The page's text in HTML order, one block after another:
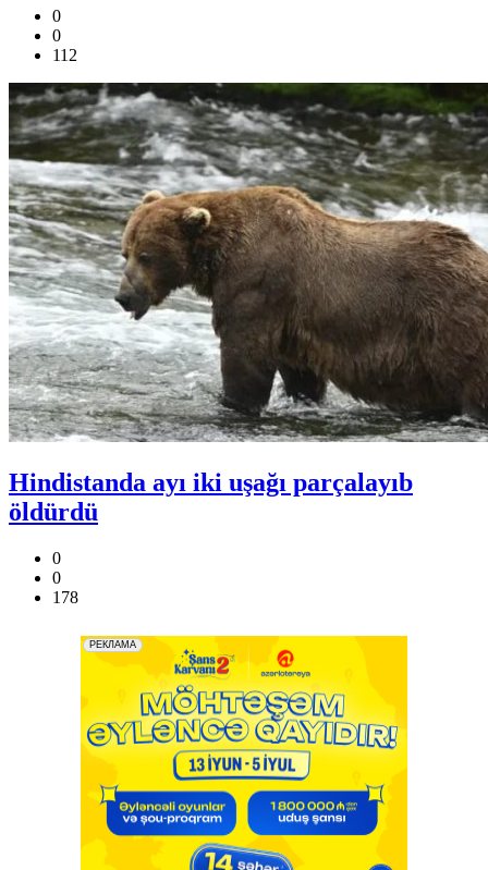
0
0
112
Hindistanda ayı iki uşağı parçalayıb
öldürdü
0
0
178